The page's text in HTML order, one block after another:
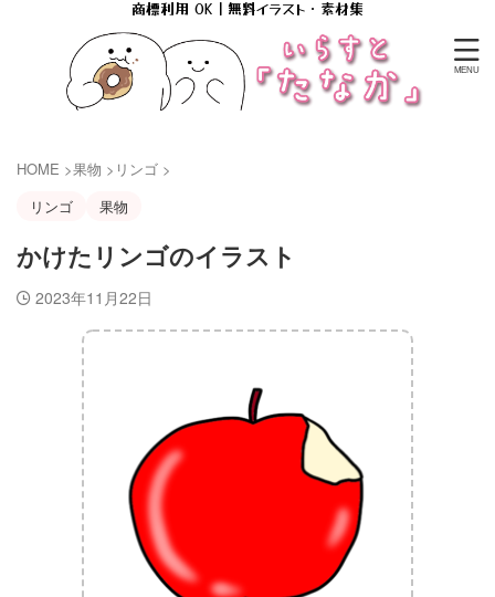
商標利用 OK｜無料イラスト・素材集
HOME >果物 > リンゴ >
リンゴ
果物
かけたリンゴのイラスト
2023年11月22日